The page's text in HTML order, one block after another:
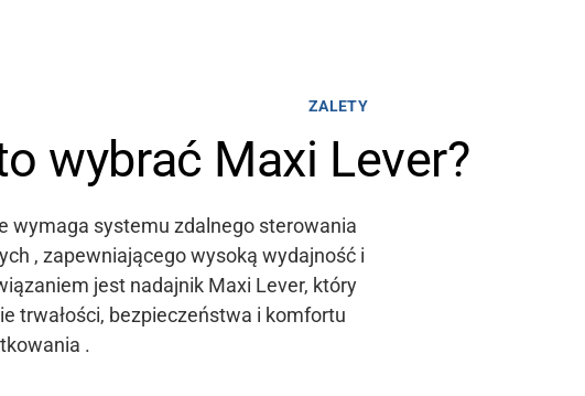
ZALETY
wybrać Maxi Lever?
wymaga systemu zdalnego sterowania
, zapewniającego wysoką wydajność i
jest nadajnik Maxi Lever, który
trwałości, bezpieczeństwa i komfortu
.